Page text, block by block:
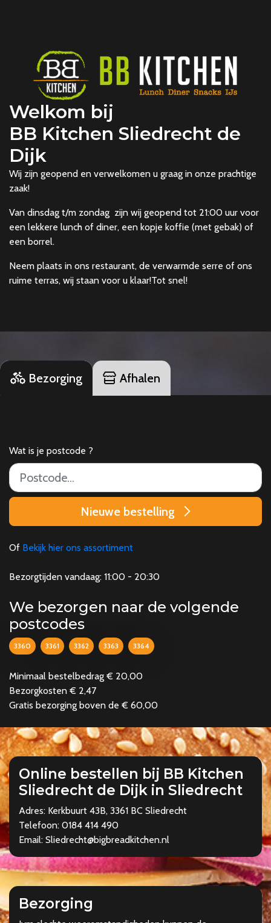
Welkom bij
BB Kitchen Sliedrecht de
Dijk
Wij zijn geopend en verwelkomen u graag in onze prachtige
zaak!
Van dinsdag t/m zondag zijn wij geopend tot 21:00 uur voor
een lekkere lunch of diner, een kopje koffie (met gebak) of
een borrel.
Neem plaats in ons restaurant, de verwarmde serre of ons
ruime terras, wij staan voor u klaar!Tot snel!
Bezorging Afhalen
Wat is je postcode ?
Nieuwe bestelling
Of Bekijk hier ons assortiment
Bezorgtijden vandaag: 11:00 - 20:30
We bezorgen naar de volgende
postcodes
3360 3361 3362 3363 3364
Minimaal bestelbedrag € 20,00
Bezorgkosten € 2,47
Gratis bezorging boven de € 60,00
Online bestellen bij BB Kitchen
Sliedrecht de Dijk in Sliedrecht
Adres: Kerkbuurt 43B, 3361 BC Sliedrecht
Telefoon: 0184 414 490
Email: Sliedrecht@bigbreadkitchen.nl
Bezorging